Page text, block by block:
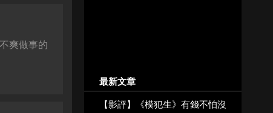
爽做事的
最新文章
【影評】《模犯生》有錢不怕沒